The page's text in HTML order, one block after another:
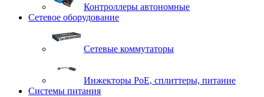
Контроллеры автономные
Сетевое оборудование
Сетевые коммутаторы
Инжекторы РоЕ, сплиттеры, питание
Системы питания